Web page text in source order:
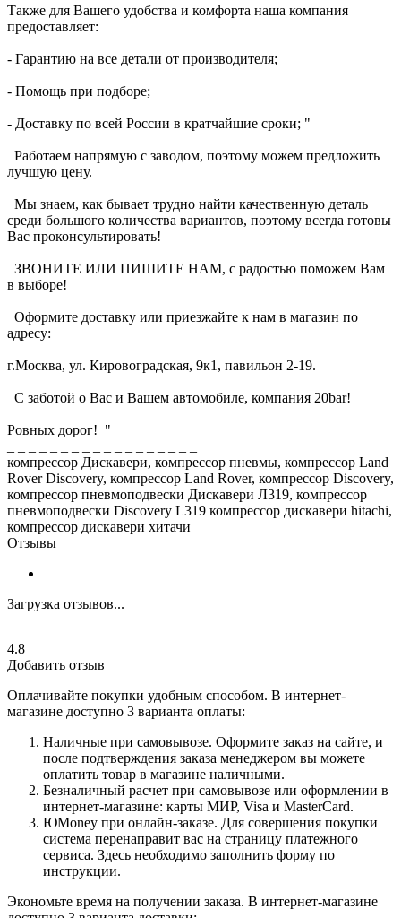
Также для Вашего удобства и комфорта наша компания
предоставляет:
- Гарантию на все детали от производителя;
- Помощь при подборе;
- Доставку по всей России в кратчайшие сроки; "
Работаем напрямую с заводом, поэтому можем предложить
лучшую цену.
Мы знаем, как бывает трудно найти качественную деталь
среди большого количества вариантов, поэтому всегда готовы
Вас проконсультировать!
ЗВОНИТЕ ИЛИ ПИШИТЕ НАМ, с радостью поможем Вам
в выборе!
Оформите доставку или приезжайте к нам в магазин по
адресу:
г.Москва, ул. Кировоградская, 9к1, павильон 2-19.
С заботой о Вас и Вашем автомобиле, компания 20bar!
Ровных дорог! "
компрессор Дискавери, компрессор пневмы, компрессор Land
Rover Discovery, компрессор Land Rover, компрессор Discovery,
компрессор пневмоподвески Дискавери Л319, компрессор
пневмоподвески Discovery L319 компрессор дискавери hitachi,
компрессор дискавери хитачи
Отзывы
Загрузка отзывов...
4.8
Добавить отзыв
Оплачивайте покупки удобным способом. В интернет-
магазине доступно 3 варианта оплаты:
Наличные при самовывозе. Оформите заказ на сайте, и
после подтверждения заказа менеджером вы можете
оплатить товар в магазине наличными.
Безналичный расчет при самовывозе или оформлении в
интернет-магазине: карты МИР, Visa и MasterCard.
ЮMoney при онлайн-заказе. Для совершения покупки
система перенаправит вас на страницу платежного
сервиса. Здесь необходимо заполнить форму по
инструкции.
Экономьте время на получении заказа. В интернет-магазине